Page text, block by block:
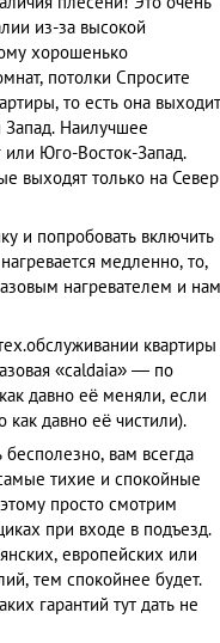
из-за высокой
хорошенько
потолки Спросите
то есть она выходит
Запад. Наилучшее
Юго-Восток-Запад.
выходят только на Север
и попробовать включить
медленно, то,
нагревателем и нам
квартиры
«caldaia» — по
давно её меняли, если
как давно её чистили).
вам всегда
тихие и спокойные
просто смотрим
при входе в подъезд.
европейских или
тем спокойнее будет.
гарантий тут дать не